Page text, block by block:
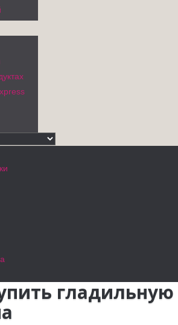
гладильную